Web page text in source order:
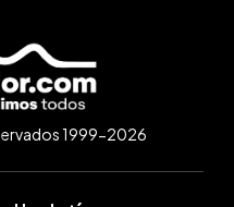
1999-2026